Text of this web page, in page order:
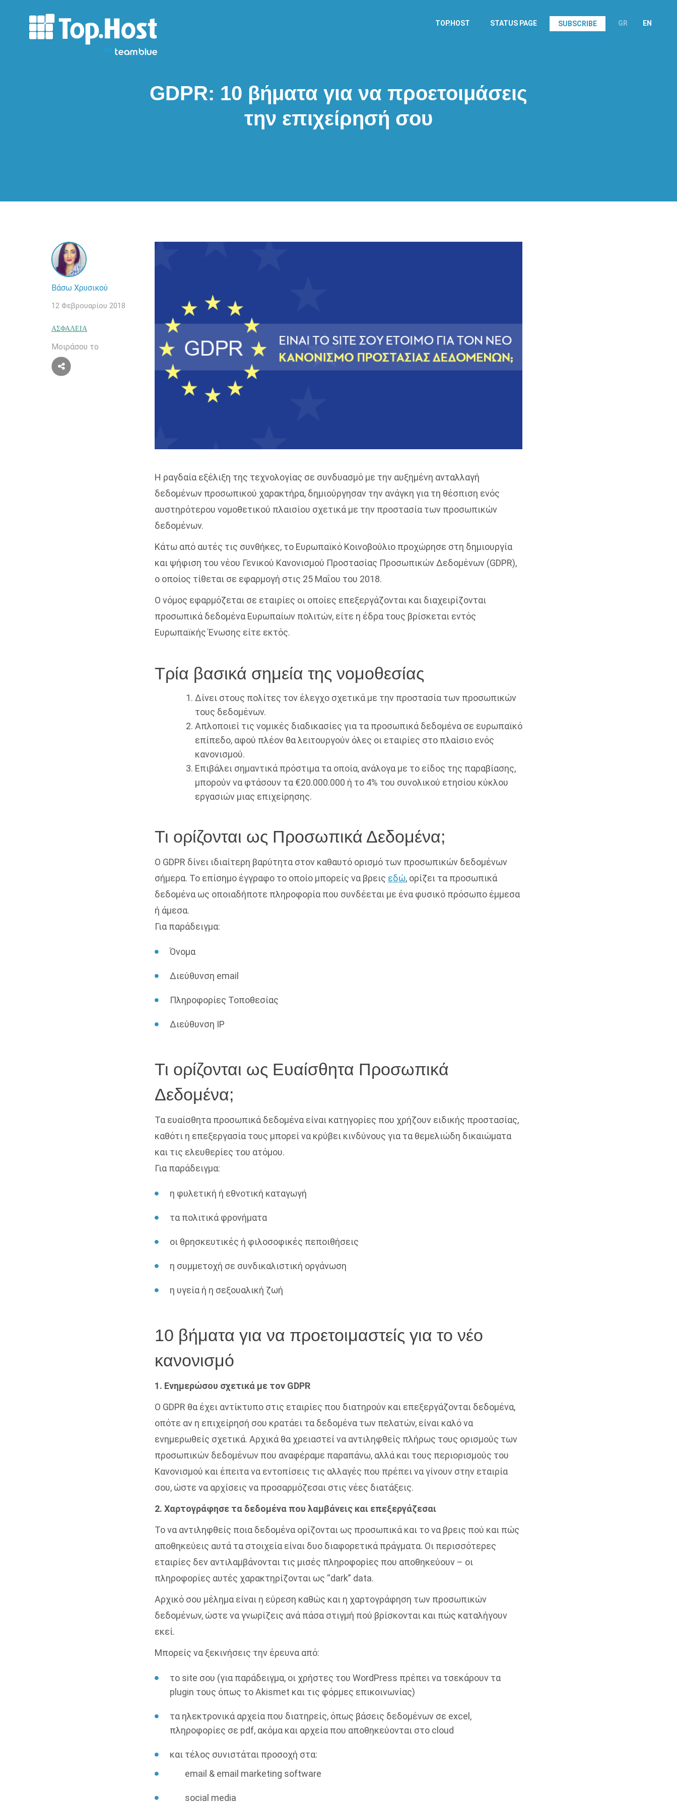
TOP.HOST STATUS PAGE SUBSCRIBE GR EN
GDPR: 10 βήματα για να προετοιμάσεις
την επιχείρησή σου
Βάσω Χρυσικού
12 Φεβρουαρίου 2018
ΑΣΦΆΛΕΙΑ
Μοιράσου το
Η ραγδαία εξέλιξη της τεχνολογίας σε συνδυασμό με την αυξημένη ανταλλαγή
δεδομένων προσωπικού χαρακτήρα, δημιούργησαν την ανάγκη για τη θέσπιση ενός
αυστηρότερου νομοθετικού πλαισίου σχετικά με την προστασία των προσωπικών
δεδομένων.
Κάτω από αυτές τις συνθήκες, το Ευρωπαϊκό Κοινοβούλιο προχώρησε στη δημιουργία
και ψήφιση του νέου Γενικού Κανονισμού Προστασίας Προσωπικών Δεδομένων (GDPR),
ο οποίος τίθεται σε εφαρμογή στις 25 Μαΐου του 2018.
Ο νόμος εφαρμόζεται σε εταιρίες οι οποίες επεξεργάζονται και διαχειρίζονται
προσωπικά δεδομένα Ευρωπαίων πολιτών, είτε η έδρα τους βρίσκεται εντός
Ευρωπαϊκής Ένωσης είτε εκτός.
Τρία βασικά σημεία της νομοθεσίας
Δίνει στους πολίτες τον έλεγχο σχετικά με την προστασία των προσωπικών
τους δεδομένων.
Απλοποιεί τις νομικές διαδικασίες για τα προσωπικά δεδομένα σε ευρωπαϊκό
επίπεδο, αφού πλέον θα λειτουργούν όλες οι εταιρίες στο πλαίσιο ενός
κανονισμού.
Επιβάλει σημαντικά πρόστιμα τα οποία, ανάλογα με το είδος της παραβίασης,
μπορούν να φτάσουν τα €20.000.000 ή το 4% του συνολικού ετησίου κύκλου
εργασιών μιας επιχείρησης.
Τι ορίζονται ως Προσωπικά Δεδομένα;
O GDPR δίνει ιδιαίτερη βαρύτητα στον καθαυτό ορισμό των προσωπικών δεδομένων
σήμερα. Το επίσημο έγγραφο το οποίο μπορείς να βρεις εδώ, ορίζει τα προσωπικά
δεδομένα ως οποιαδήποτε πληροφορία που συνδέεται με ένα φυσικό πρόσωπο έμμεσα
ή άμεσα.
Για παράδειγμα:
Όνομα
Διεύθυνση email
Πληροφορίες Τοποθεσίας
Διεύθυνση IP
Τι ορίζονται ως Ευαίσθητα Προσωπικά
Δεδομένα;
Τα ευαίσθητα προσωπικά δεδομένα είναι κατηγορίες που χρήζουν ειδικής προστασίας,
καθότι η επεξεργασία τους μπορεί να κρύβει κινδύνους για τα θεμελιώδη δικαιώματα
και τις ελευθερίες του ατόμου.
Για παράδειγμα:
η φυλετική ή εθνοτική καταγωγή
τα πολιτικά φρονήματα
οι θρησκευτικές ή φιλοσοφικές πεποιθήσεις
η συμμετοχή σε συνδικαλιστική οργάνωση
η υγεία ή η σεξουαλική ζωή
10 βήματα για να προετοιμαστείς για το νέο
κανονισμό
1. Ενημερώσου σχετικά με τον GDPR
Ο GDPR θα έχει αντίκτυπο στις εταιρίες που διατηρούν και επεξεργάζονται δεδομένα,
οπότε αν η επιχείρησή σου κρατάει τα δεδομένα των πελατών, είναι καλό να
ενημερωθείς σχετικά. Αρχικά θα χρειαστεί να αντιληφθείς πλήρως τους ορισμούς των
προσωπικών δεδομένων που αναφέραμε παραπάνω, αλλά και τους περιορισμούς του
Κανονισμού και έπειτα να εντοπίσεις τις αλλαγές που πρέπει να γίνουν στην εταιρία
σου, ώστε να αρχίσεις να προσαρμόζεσαι στις νέες διατάξεις.
2. Χαρτογράφησε τα δεδομένα που λαμβάνεις και επεξεργάζεσαι
Το να αντιληφθείς ποια δεδομένα ορίζονται ως προσωπικά και το να βρεις πού και πώς
αποθηκεύεις αυτά τα στοιχεία είναι δυο διαφορετικά πράγματα. Οι περισσότερες
εταιρίες δεν αντιλαμβάνονται τις μισές πληροφορίες που αποθηκεύουν – οι
πληροφορίες αυτές χαρακτηρίζονται ως “dark” data.
Αρχικό σου μέλημα είναι η εύρεση καθώς και η χαρτογράφηση των προσωπικών
δεδομένων, ώστε να γνωρίζεις ανά πάσα στιγμή πού βρίσκονται και πώς καταλήγουν
εκεί.
Μπορείς να ξεκινήσεις την έρευνα από:
το site σου (για παράδειγμα, οι χρήστες του WordPress πρέπει να τσεκάρουν τα
plugin τους όπως το Akismet και τις φόρμες επικοινωνίας)
τα ηλεκτρονικά αρχεία που διατηρείς, όπως βάσεις δεδομένων σε excel,
πληροφορίες σε pdf, ακόμα και αρχεία που αποθηκεύονται στο cloud
και τέλος συνιστάται προσοχή στα:
email & email marketing software
social media